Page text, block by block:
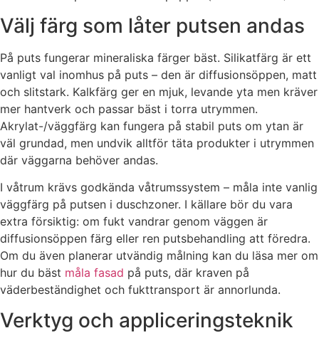
Välj färg som låter putsen andas
På puts fungerar mineraliska färger bäst. Silikatfärg är ett
vanligt val inomhus på puts – den är diffusionsöppen, matt
och slitstark. Kalkfärg ger en mjuk, levande yta men kräver
mer hantverk och passar bäst i torra utrymmen.
Akrylat-/väggfärg kan fungera på stabil puts om ytan är
väl grundad, men undvik alltför täta produkter i utrymmen
där väggarna behöver andas.
I våtrum krävs godkända våtrumssystem – måla inte vanlig
väggfärg på putsen i duschzoner. I källare bör du vara
extra försiktig: om fukt vandrar genom väggen är
diffusionsöppen färg eller ren putsbehandling att föredra.
Om du även planerar utvändig målning kan du läsa mer om
hur du bäst måla fasad på puts, där kraven på
väderbeständighet och fukttransport är annorlunda.
Verktyg och appliceringsteknik